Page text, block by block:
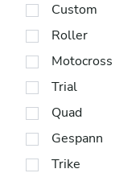
Custom
Roller
Motocross
Trial
Quad
Gespann
Trike